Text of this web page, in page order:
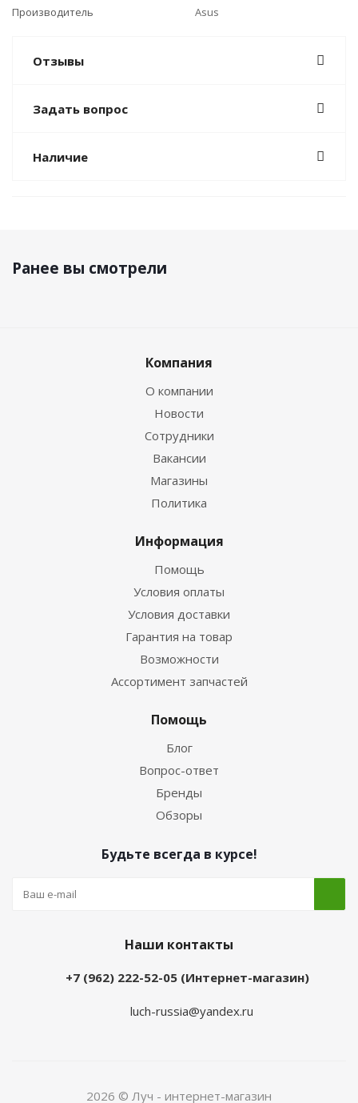
Производитель
Asus
Отзывы
Задать вопрос
Наличие
Ранее вы смотрели
Компания
О компании
Новости
Сотрудники
Вакансии
Магазины
Политика
Информация
Помощь
Условия оплаты
Условия доставки
Гарантия на товар
Возможности
Ассортимент запчастей
Помощь
Блог
Вопрос-ответ
Бренды
Обзоры
Будьте всегда в курсе!
Наши контакты
+7 (962) 222-52-05 (Интернет-магазин)
luch-russia@yandex.ru
2026 © Луч - интернет-магазин